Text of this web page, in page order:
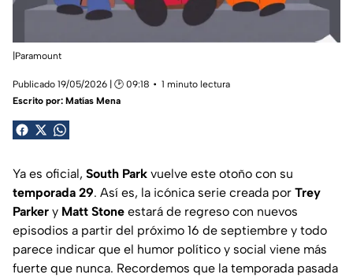
|Paramount
Publicado 19/05/2026 | 🕑 09:18
1 minuto lectura
Escrito por: Matías Mena
Ya es oficial, South Park vuelve este otoño con su
temporada 29. Así es, la icónica serie creada por Trey
Parker y Matt Stone estará de regreso con nuevos
episodios a partir del próximo 16 de septiembre y todo
parece indicar que el humor político y social viene más
fuerte que nunca. Recordemos que la temporada pasada